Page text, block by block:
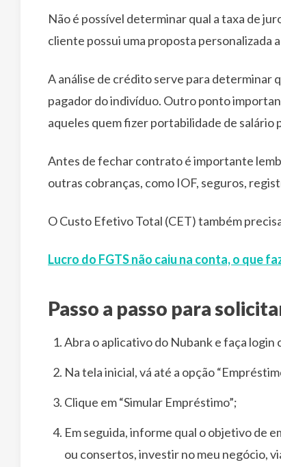
Não é possível determinar qual a taxa de
cliente possui uma proposta personalizada
A análise de crédito serve para determinar
pagador do indivíduo. Outro ponto
aqueles quem fizer portabilidade de salário
Antes de fechar contrato é importante
outras cobranças, como IOF, seguros,
O Custo Efetivo Total (CET) também
Lucro do FGTS não caiu na conta, o que
Passo a passo para
Abra o aplicativo do Nubank e faça login
Na tela inicial, vá até a opção
Clique em “Simular Empréstimo”;
Em seguida, informe qual o objetivo de
ou consertos, investir no meu negócio,